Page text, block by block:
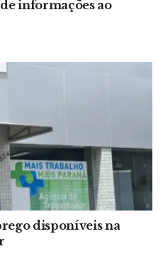
informações ao
disponíveis na